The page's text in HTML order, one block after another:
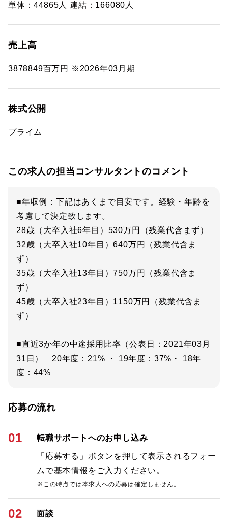
単体：44865人 連結：166080人
売上高
3878849百万円 ※2026年03月期
株式公開
プライム
この求人の担当コンサルタントのコメント
■年収例：下記はあくまで目安です。経験・年齢を
考慮して決定致します。
28歳（大卒入社6年目）530万円（残業代含まず）
32歳（大卒入社10年目）640万円（残業代含ま
ず）
35歳（大卒入社13年目）750万円（残業代含ま
ず）
45歳（大卒入社23年目）1150万円（残業代含ま
ず）
■直近3か年の中途採用比率（公表日：2021年03月
31日） 20年度：21% ・ 19年度：37%・ 18年
度：44%
応募の流れ
01 転職サポートへのお申し込み
「応募する」ボタンを押して表示されるフォー
ムで基本情報をご入力ください。
※この時点では本求人への応募は確定しません。
02 面談